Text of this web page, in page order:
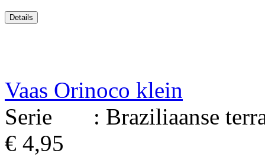
Vaas Orinoco klein
Serie : Braziliaanse
€ 4,95